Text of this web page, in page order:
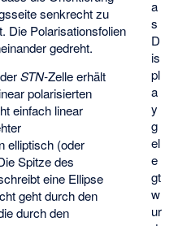
a
s
D
is
pl
a
y
g
el
e
gt
w
ur
senkrecht zu
Die Polarisationsfolien
gedreht.
STN-Zelle erhält
polarisierten
einfach linear
elliptisch (oder
Spitze des
eine Ellipse
geht durch den
durch den